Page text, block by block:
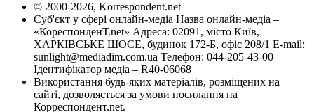
© 2000-2026, Korrespondent.net
Суб'єкт у сфері онлайн-медіа Назва онлайн-медіа –
«КореспонденТ.net» Адреса: 02091, місто Київ,
ХАРКІВСЬКЕ ШОСЕ, будинок 172-Б, офіс 208/1 E-mail:
sunlight@mediadim.com.ua Телефон: 044-205-43-00
Ідентифікатор медіа – R40-06068
Використання будь-яких матеріалів, розміщених на
сайті, дозволяється за умови посилання на
Корреспондент.net.